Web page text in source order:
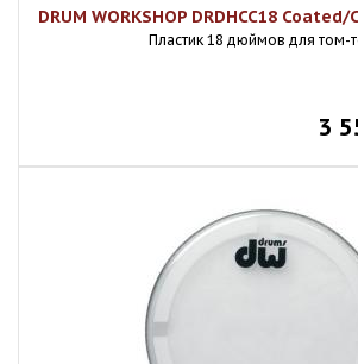
DRUM WORKSHOP DRDHCC18
Пластик 18 дюймов для том-
3